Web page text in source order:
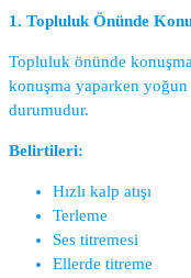
1. Topluluk Önünde
Topluluk önünde
konuşma yaparken yoğun
durumudur.
Belirtileri:
Hızlı kalp atışı
Terleme
Ses titremesi
Ellerde titreme